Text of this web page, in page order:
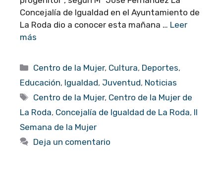
Concejalía de Igualdad en el Ayuntamiento de
La Roda dio a conocer esta mañana … Leer
más
Categorías
Centro de la Mujer, Cultura, Deportes,
Educación, Igualdad, Juventud, Noticias
Etiquetas
Centro de la Mujer, Centro de la Mujer de
La Roda, Concejalía de Igualdad de La Roda, II
Semana de la Mujer
Deja un comentario